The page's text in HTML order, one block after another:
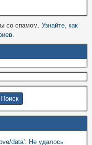
со спамом. Узнайте, как
.
data’: Не удалось